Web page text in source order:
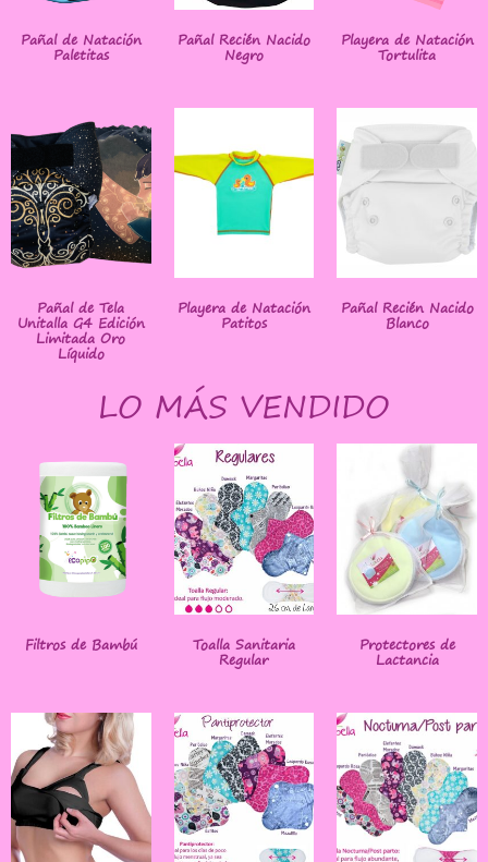
Pañal de Natación
Paletitas
Pañal Recién Nacido
Negro
Playera de Natación
Tortulita
Pañal de Tela
Unitalla G4 Edición
Limitada Oro
Líquido
Playera de Natación
Patitos
Pañal Recién Nacido
Blanco
LO MÁS VENDIDO
Filtros de Bambú Toalla Sanitaria
Regular
Protectores de
Lactancia